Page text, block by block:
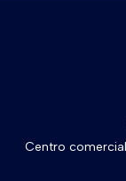
Centro